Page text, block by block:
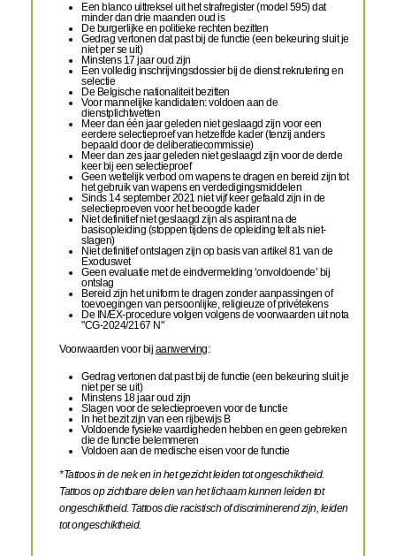
Een blanco uittreksel uit het strafregister (model 595) dat
minder dan drie maanden oud is
De burgerlijke en politieke rechten bezitten
Gedrag vertonen dat past bij de functie (een bekeuring sluit je
niet per se uit)
Minstens 17 jaar oud zijn
Een volledig inschrijvingsdossier bij de dienst rekrutering en
selectie
De Belgische nationaliteit bezitten
Voor mannelijke kandidaten: voldoen aan de
dienstplichtwetten
Meer dan één jaar geleden niet geslaagd zijn voor een
eerdere selectieproef van hetzelfde kader (tenzij anders
bepaald door de deliberatiecommissie)
Meer dan zes jaar geleden niet geslaagd zijn voor de derde
keer bij een selectieproef
Geen wettelijk verbod om wapens te dragen en bereid zijn tot
het gebruik van wapens en verdedigingsmiddelen
Sinds 14 september 2021 niet vijf keer gefaald zijn in de
selectieproeven voor het beoogde kader
Niet definitief niet geslaagd zijn als aspirant na de
basisopleiding (stoppen tijdens de opleiding telt als niet-
slagen)
Niet definitief ontslagen zijn op basis van artikel 81 van de
Exoduswet
Geen evaluatie met de eindvermelding ‘onvoldoende’ bij
ontslag
Bereid zijn het uniform te dragen zonder aanpassingen of
toevoegingen van persoonlijke, religieuze of privétekens
De IN/EX-procedure volgen volgens de voorwaarden uit nota
"CG-2024/2167 N"
Voorwaarden voor bij aanwerving:
Gedrag vertonen dat past bij de functie (een bekeuring sluit je
niet per se uit)
Minstens 18 jaar oud zijn
Slagen voor de selectieproeven voor de functie
In het bezit zijn van een rijbewijs B
Voldoende fysieke vaardigheden hebben en geen gebreken
die de functie belemmeren
Voldoen aan de medische eisen voor de functie
*Tattoos in de nek en in het gezicht leiden tot ongeschiktheid.
Tattoos op zichtbare delen van het lichaam kunnen leiden tot
ongeschiktheid. Tattoos die racistisch of discriminerend zijn, leiden
tot ongeschiktheid.